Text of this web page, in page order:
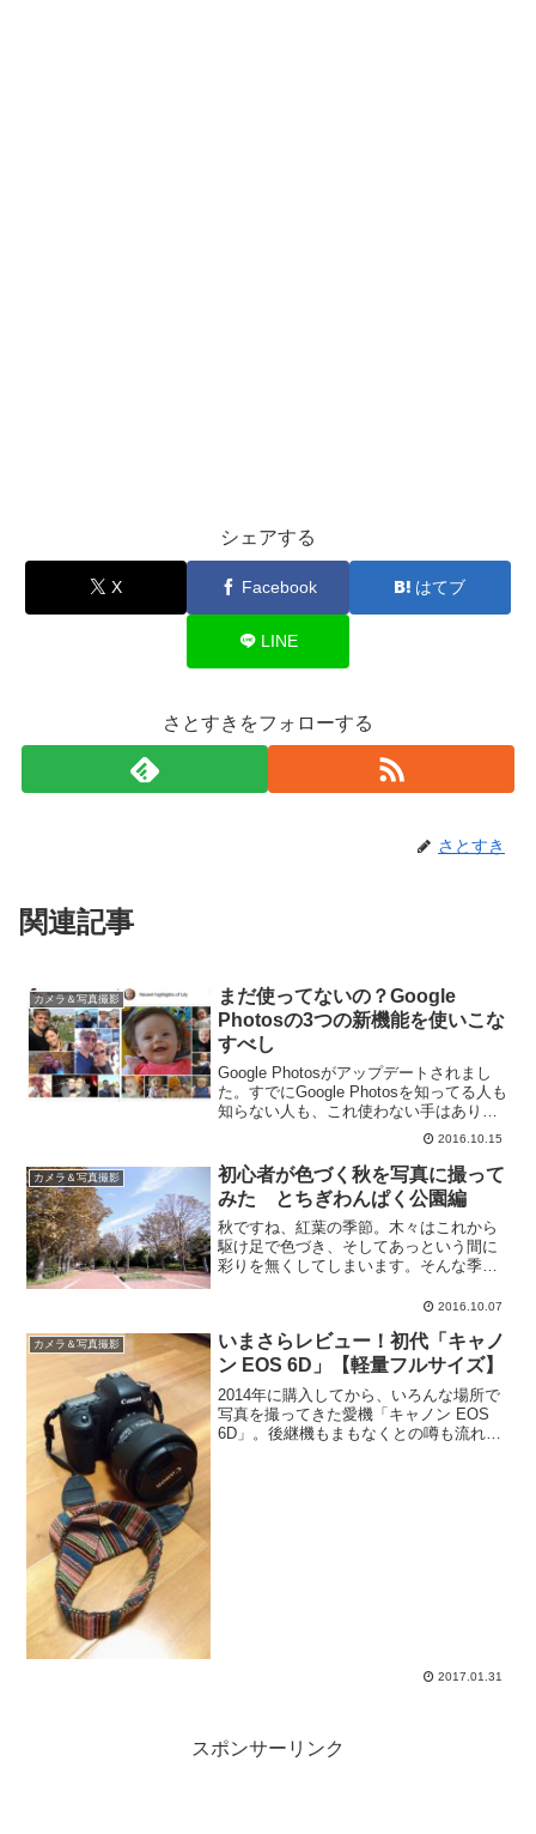
シェアする
X Facebook はてブ
LINE
さとすきをフォローする
さとすき
関連記事
カメラ＆写真撮影
まだ使ってないの？Google
Photosの3つの新機能を使いこな
すべし
Google Photosがアップデートされまし
た。すでにGoogle Photosを知ってる人も
知らない人も、これ使わない手はありま
せんよ？Google Photosとは安全に好きな
だけ保存. 最大解像度 16 MP の写真や
1080p...
2016.10.15
カメラ＆写真撮影
初心者が色づく秋を写真に撮って
みた とちぎわんぱく公園編
秋ですね、紅葉の季節。木々はこれから
駆け足で色づき、そしてあっという間に
彩りを無くしてしまいます。そんな季節
る、栃木県は「わんぱく公園」へと向か
は24-70mm...
2016.10.07
カメラ＆写真撮影
いまさらレビュー！初代「キャノ
ン EOS 6D」【軽量フルサイズ】
2014年に購入してから、いろんな場所で
写真を撮ってきた愛機「キャノン EOS
6D」。後継機もまもなくとの噂も流れて
2017.01.31
スポンサーリンク